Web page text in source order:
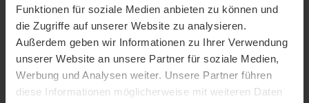
Funktionen für soziale Medien anbieten zu können und
die Zugriffe auf unserer Website zu analysieren.
Außerdem geben wir Informationen zu Ihrer Verwendung
unserer Website an unsere Partner für soziale Medien,
Werbung und Analysen weiter. Unsere Partner führen
diese Informationen möglicherweise mit weiteren Daten